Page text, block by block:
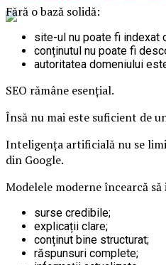
Fără o bază solidă:
site-ul nu poate fi indexat
conținutul nu poate fi
autoritatea domeniului
SEO rămâne esențial.
Însă nu mai este suficient de
Inteligența artificială nu se
din Google.
Modelele moderne încearcă
surse credibile;
explicații clare;
conținut bine structurat;
răspunsuri complete;